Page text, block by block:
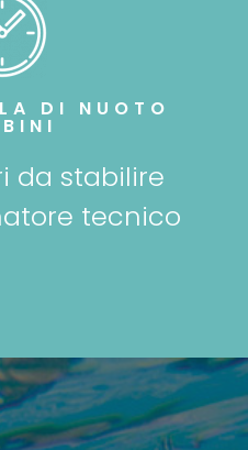
DI NUOTO
da stabilire
tecnico